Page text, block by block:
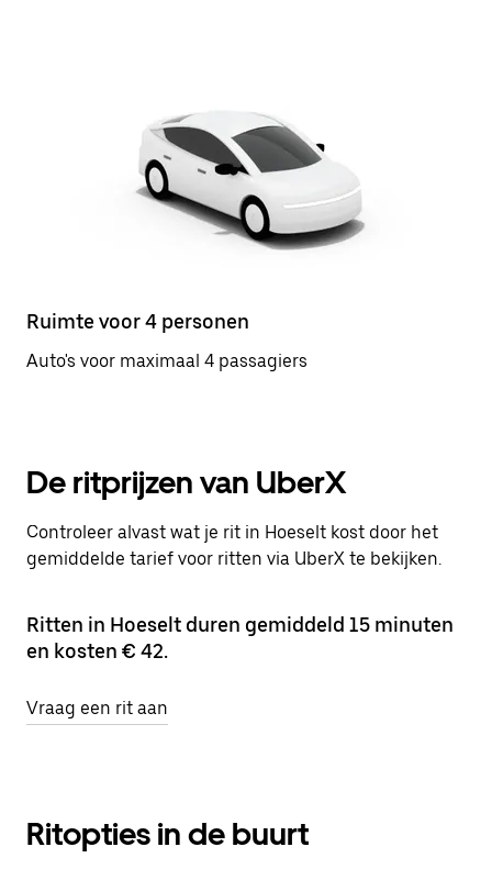
Ruimte voor 4 personen
Auto's voor maximaal 4 passagiers
De ritprijzen van UberX
Controleer alvast wat je rit in Hoeselt kost door het
gemiddelde tarief voor ritten via UberX te bekijken.
Ritten in Hoeselt duren gemiddeld 15 minuten
en kosten € 42.
Vraag een rit aan
Ritopties in de buurt